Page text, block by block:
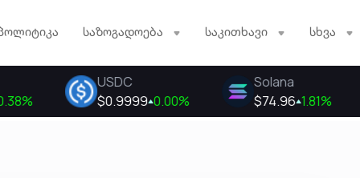
საზოგადოება საკითხავი სხვა